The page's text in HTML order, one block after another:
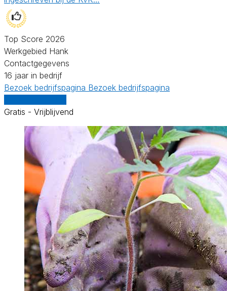
Top Score 2026
Werkgebied Hank
Contactgegevens
16 jaar in bedrijf
Bezoek bedrijfspagina Bezoek bedrijfspagina
Gratis - Vrijblijvend